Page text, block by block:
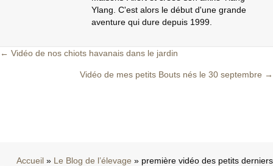
Ylang. C'est alors le début d'une grande
aventure qui dure depuis 1999.
Posts
← Vidéo de nos chiots havanais dans le jardin
Vidéo de mes petits Bouts nés le 30 septembre →
Accueil » Le Blog de l’élevage » première vidéo des petits derniers